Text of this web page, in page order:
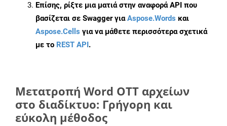
Επίσης, ρίξτε μια ματιά στην αναφορά API που
βασίζεται σε Swagger γιαAspose.Words και
Aspose.Cells για να μάθετε περισσότερα σχετικά
με το REST API.
Μετατροπή Word OTT αρχείων
στο διαδίκτυο: Γρήγορη και
εύκολη μέθοδος